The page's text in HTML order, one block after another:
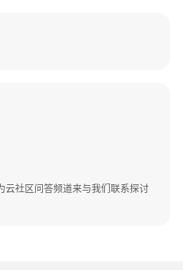
云社区问答频道来与我们联系探讨